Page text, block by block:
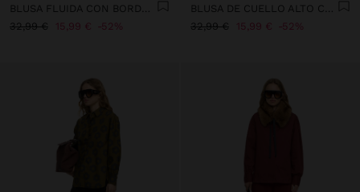
32,99 €
15,99 € 52%
32,99 €
15,99 € 52%